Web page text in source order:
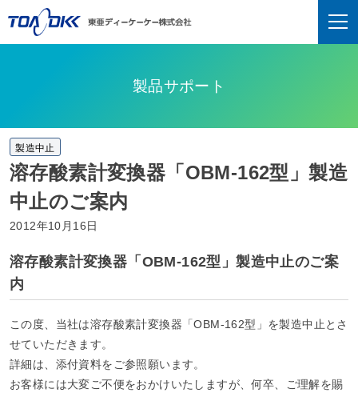
製品サポート
製造中止
溶存酸素計変換器「OBM-162型」製造
中止のご案内
2012年10月16日
溶存酸素計変換器「OBM-162型」製造中止のご案
内
この度、当社は溶存酸素計変換器「OBM-162型」を製造中止とさ
せていただきます。
詳細は、添付資料をご参照願います。
お客様には大変ご不便をおかけいたしますが、何卒、ご理解を賜